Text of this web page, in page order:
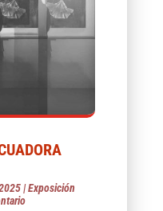
|Exposición